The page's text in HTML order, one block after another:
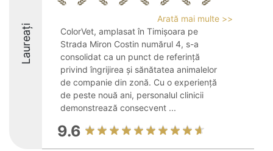
Laureați
Arată mai multe >>
ColorVet, amplasat în Timișoara pe
Strada Miron Costin numărul 4, s-a
consolidat ca un punct de referință
privind îngrijirea și sănătatea animalelor
de companie din zonă. Cu o experiență
de peste nouă ani, personalul clinicii
demonstrează consecvent ...
9.6